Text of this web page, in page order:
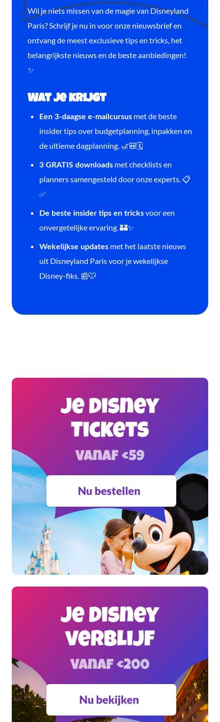
Wil je niets missen van de magie van Disneyland
Paris? Schrijf je nu in voor onze nieuwsbrief en
ontvang de meest exclusieve tips en tricks, het
belangrijkste nieuws en de beste aanbiedingen!
✨
Wat je krijgt
Een 3-daagse e-mailcursus met de beste
insider tips over budgetplanning, inpakken en
de ultieme dagplanning. 🎢🎒🗓️
3 GRATIS downloads met checklists en
planners samengesteld door onze experts. 📋
✅
De beste insider tips en tricksvoor een
onvergetelijke ervaring. 🏰✨
Wekelijkse updates met het laatste nieuws
uit Disneyland Paris voor je wekelijkse
Disney-fiks. 📰🐭